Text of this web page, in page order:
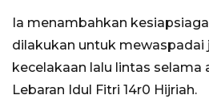
Ia menambahkan
dilakukan untuk mewaspadai
kecelakaan lalu lintas selama
Lebaran Idul Fitri 14r0 Hijriah.